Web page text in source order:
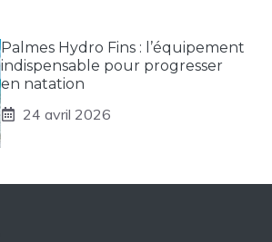
Palmes Hydro Fins : l’équipement
indispensable pour progresser
en natation
24 avril 2026